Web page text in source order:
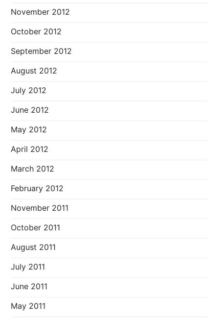
November 2012
October 2012
September 2012
August 2012
July 2012
June 2012
May 2012
April 2012
March 2012
February 2012
November 2011
October 2011
August 2011
July 2011
June 2011
May 2011